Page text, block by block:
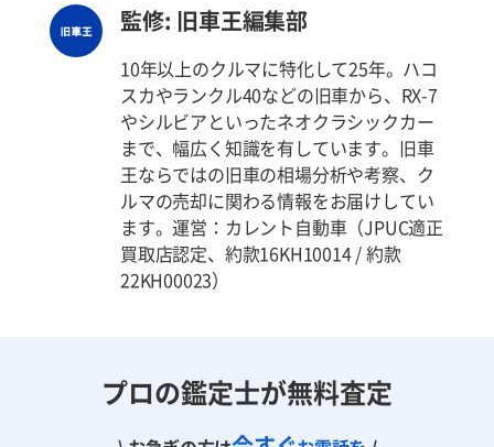
監修: 旧車王編集部
10年以上のクルマに特化して25年。ハコ
スカやランクル40などの旧車から、RX-7
やシルビアといったネオクラシックカー
まで、幅広く知識を有しています。旧車
王ならではの旧車の相場分析や考察、ク
ルマの売却に関わる情報をお届けしてい
ます。運営：カレント自動車（JPUC適正
買取店認定、約款16KH10014 / 約款
22KH00023）
プロの鑑定士が無料査定